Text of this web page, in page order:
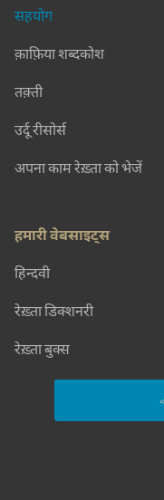
सहयोग
क़ाफ़िया शब्दकोश
तक़्ती
उर्दू रीसोर्स
अपना काम रेख़्ता को भेजें
हमारी वेबसाइट्स
हिन्दवी
रेख़्ता डिक्शनरी
रेख़्ता बुक्स